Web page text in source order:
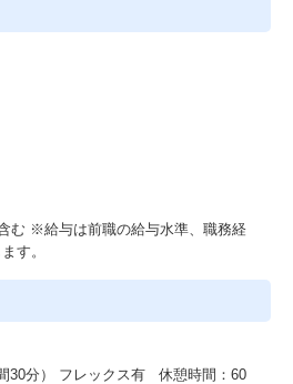
む ※給与は前職の給与水準、職務経
す。
30分） フレックス有 休憩時間：60